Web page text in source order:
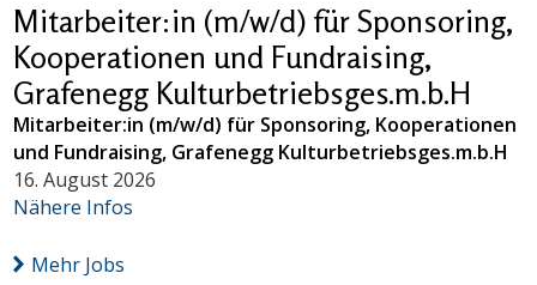
Mitarbeiter:in (m/w/d) für Sponsoring,
Kooperationen und Fundraising,
Grafenegg Kulturbetriebsges.m.b.H
Mitarbeiter:in (m/w/d) für Sponsoring, Kooperationen
und Fundraising, Grafenegg Kulturbetriebsges.m.b.H
16. August 2026
Nähere Infos
Mehr Jobs